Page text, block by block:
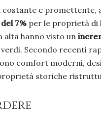
e
7% per le proprietà di
alta hanno visto un
Secondo recenti
comfort moderni,
storiche